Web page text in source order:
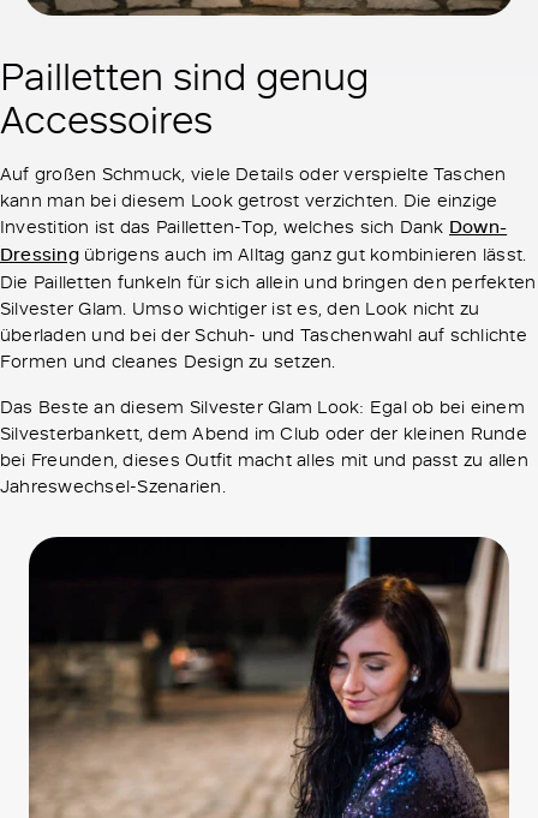
Pailletten sind genug
Accessoires
Auf großen Schmuck, viele Details oder verspielte Taschen
kann man bei diesem Look getrost verzichten. Die einzige
Investition ist das Pailletten-Top, welches sich Dank Down-
Dressingübrigens auch im Alltag ganz gut kombinieren lässt.
Die Pailletten funkeln für sich allein und bringen den perfekten
Silvester Glam. Umso wichtiger ist es, den Look nicht zu
überladen und bei der Schuh- und Taschenwahl auf schlichte
Formen und cleanes Design zu setzen.
Das Beste an diesem Silvester Glam Look: Egal ob bei einem
Silvesterbankett, dem Abend im Club oder der kleinen Runde
bei Freunden, dieses Outfit macht alles mit und passt zu allen
Jahreswechsel-Szenarien.